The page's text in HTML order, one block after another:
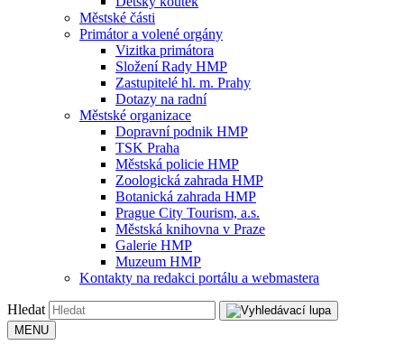
Městské části
Primátor a volené orgány
Vizitka primátora
Složení Rady HMP
Zastupitelé hl. m. Prahy
Dotazy na radní
Městské organizace
Dopravní podnik HMP
TSK Praha
Městská policie HMP
Zoologická zahrada HMP
Botanická zahrada HMP
Prague City Tourism, a.s.
Městská knihovna v Praze
Galerie HMP
Muzeum HMP
Kontakty na redakci portálu a webmastera
Hledat
MENU